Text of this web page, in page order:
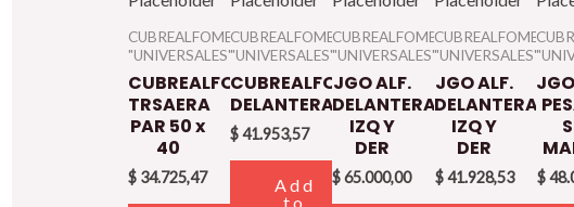
CUBREALFOMBRAS
"UNIVERSALES"
CUBREALFOMBRA
TRSAERA
PAR 50 x
40
$ 34.725,47
CUBREALFOMBRAS
"UNIVERSALES"
CUBREALFOMBRA
DELANTERA
$41.953,57
Add
to
CUBREALFOMBRAS
"UNIVERSALES"
JGO ALF.
DELANTERA
IZQ Y
DER
$65.000,00
CUBREALFOMBRAS
"UNIVERSALES"
JGO ALF.
DELANTERA
IZQ Y
DER
$41.928,53 $